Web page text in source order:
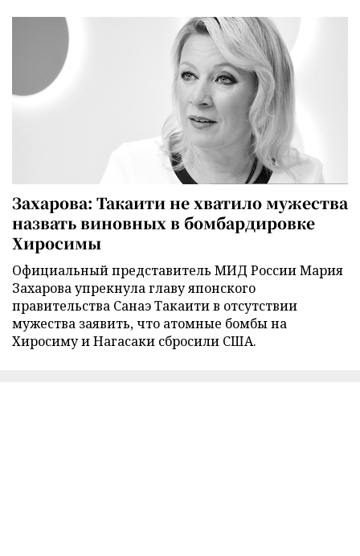
Захарова: Такаити не хватило мужества
назвать виновных в бомбардировке
Хиросимы
Официальный представитель МИД России Мария
Захарова упрекнула главу японского
правительства Санаэ Такаити в отсутствии
мужества заявить, что атомные бомбы на
Хиросиму и Нагасаки сбросили США.